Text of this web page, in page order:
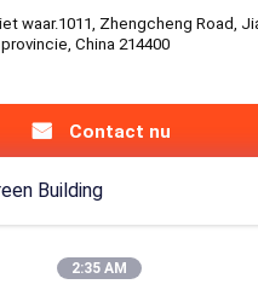
waar.1011, Zhengcheng Road,
China 214400
Contact nu
Voor
50ah Rack Mount
Building
2:35 AM